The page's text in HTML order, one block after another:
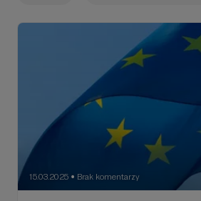
15.03.2025 ● Brak komentarzy